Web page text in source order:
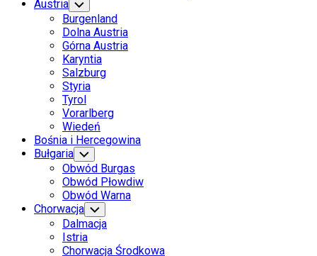
Austria Toggle
Child
Menu
Burgenland
Dolna Austria
Górna Austria
Karyntia
Salzburg
Styria
Tyrol
Vorarlberg
Wiedeń
Bośnia i Hercegowina
Bułgaria Toggle
Child
Menu
Obwód Burgas
Obwód Płowdiw
Obwód Warna
Chorwacja Toggle
Child
Menu
Dalmacja
Istria
Chorwacja Środkowa